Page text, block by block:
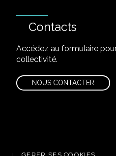
Contacts
Accédez au formulaire
collectivité.
NOUS CONTACTER